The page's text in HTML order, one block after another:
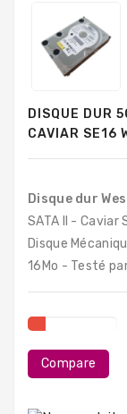
Mémoires
Durs
Composants
Composants
PC
Portables
Destockage
DISQUE DUR
CAVIAR SE16
Disque dur
SATA II - Caviar
Disque
16Mo - Testé
Compare